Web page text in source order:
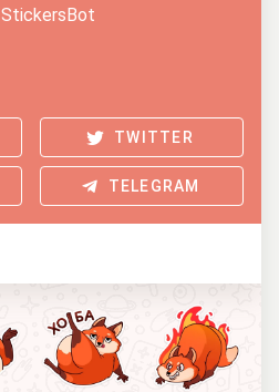
StickersBot
TWITTER
TELEGRAM